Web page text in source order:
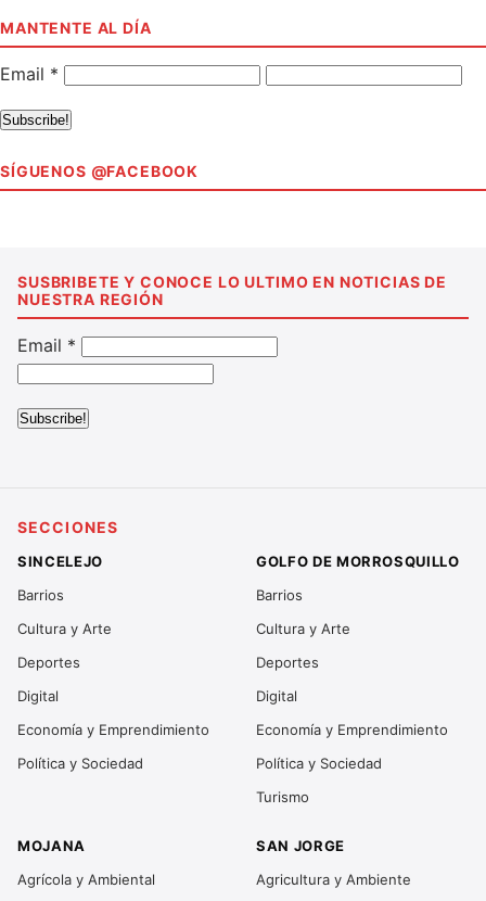
MANTENTE AL DÍA
Email *
SÍGUENOS @FACEBOOK
SUSBRIBETE Y CONOCE LO ULTIMO EN NOTICIAS DE
NUESTRA REGIÓN
Email *
SECCIONES
SINCELEJO
Barrios
Cultura y Arte
Deportes
Digital
Economía y Emprendimiento
Política y Sociedad
GOLFO DE MORROSQUILLO
Barrios
Cultura y Arte
Deportes
Digital
Economía y Emprendimiento
Política y Sociedad
Turismo
MOJANA
Agrícola y Ambiental
SAN JORGE
Agricultura y Ambiente